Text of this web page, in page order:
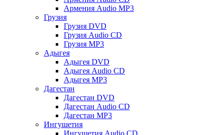
Армения Audio MP3
Грузия
Грузия DVD
Грузия Audio CD
Грузия MP3
Адыгея
Адыгея DVD
Адыгея Audio CD
Адыгея MP3
Дагестан
Дагестан DVD
Дагестан Audio CD
Дагестан MP3
Ингушетия
Ингушетия Audio CD